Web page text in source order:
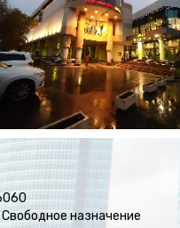
Свободное назначение